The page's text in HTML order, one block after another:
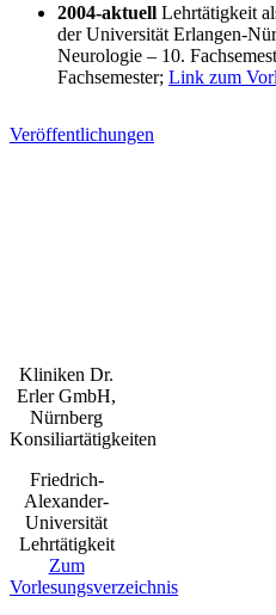
2004-aktuell Lehrtätigkeit
der Universität Erlangen-
Neurologie – 10.
Fachsemester; Link zum
Veröffentlichungen
Kliniken Dr.
Erler GmbH,
Nürnberg
Konsiliartätigkeiten
Friedrich-
Alexander-
Universität
Lehrtätigkeit
Zum
Vorlesungsverzeichnis